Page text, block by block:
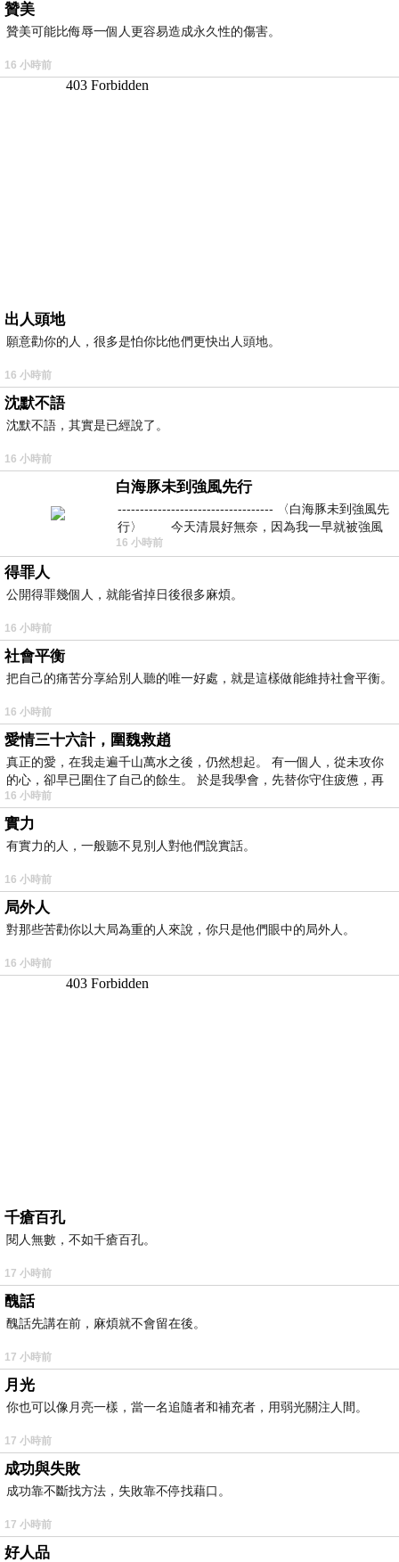
贊美
贊美可能比侮辱一個人更容易造成永久性的傷害。
16 小時前
出人頭地
願意勸你的人，很多是怕你比他們更快出人頭地。
16 小時前
沈默不語
沈默不語，其實是已經說了。
16 小時前
白海豚未到強風先行
----------------------------------- 〈白海豚未到強風先
行〉 今天清晨好無奈，因為我一早就被強風
16 小時前
得罪人
公開得罪幾個人，就能省掉日後很多麻煩。
16 小時前
社會平衡
把自己的痛苦分享給別人聽的唯一好處，就是這樣做能維持社會平衡。
16 小時前
愛情三十六計，圍魏救趙
真正的愛，在我走遍千山萬水之後，仍然想起。 有一個人，從未攻你
的心，卻早已圍住了自己的餘生。 於是我學會，先替你守住疲憊，再
16 小時前
實力
有實力的人，一般聽不見別人對他們說實話。
16 小時前
局外人
對那些苦勸你以大局為重的人來說，你只是他們眼中的局外人。
16 小時前
千瘡百孔
閱人無數，不如千瘡百孔。
17 小時前
醜話
醜話先講在前，麻煩就不會留在後。
17 小時前
月光
你也可以像月亮一樣，當一名追隨者和補充者，用弱光關注人間。
17 小時前
成功與失敗
成功靠不斷找方法，失敗靠不停找藉口。
17 小時前
好人品